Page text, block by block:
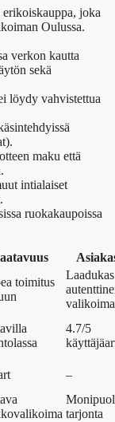
joka
Oulussa.
verkon kautta
sekä
löydy vahvistettua
maku että
intialaiset
ruokakaupoissa
toimitus
valikoima
4.7/5
–
tarjonta